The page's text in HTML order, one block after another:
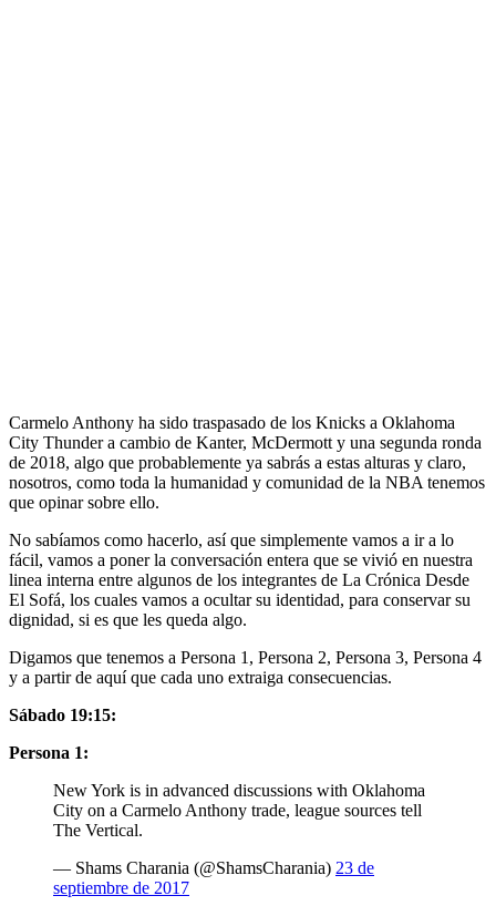
Carmelo Anthony ha sido traspasado de los Knicks a Oklahoma
City Thunder a cambio de Kanter, McDermott y una segunda ronda
de 2018, algo que probablemente ya sabrás a estas alturas y claro,
nosotros, como toda la humanidad y comunidad de la NBA tenemos
que opinar sobre ello.
No sabíamos como hacerlo, así que simplemente vamos a ir a lo
fácil, vamos a poner la conversación entera que se vivió en nuestra
linea interna entre algunos de los integrantes de La Crónica Desde
El Sofá, los cuales vamos a ocultar su identidad, para conservar su
dignidad, si es que les queda algo.
Digamos que tenemos a Persona 1, Persona 2, Persona 3, Persona 4
y a partir de aquí que cada uno extraiga consecuencias.
Sábado 19:15:
Persona 1:
New York is in advanced discussions with Oklahoma
City on a Carmelo Anthony trade, league sources tell
The Vertical.
— Shams Charania (@ShamsCharania) 23 de
septiembre de 2017